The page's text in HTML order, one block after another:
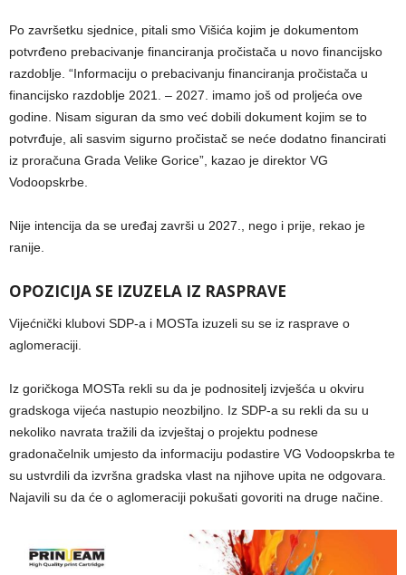
Po završetku sjednice, pitali smo Višića kojim je dokumentom
potvrđeno prebacivanje financiranja pročistača u novo financijsko
razdoblje. “Informaciju o prebacivanju financiranja pročistača u
financijsko razdoblje 2021. – 2027. imamo još od proljeća ove
godine. Nisam siguran da smo već dobili dokument kojim se to
potvrđuje, ali sasvim sigurno pročistač se neće dodatno financirati
iz proračuna Grada Velike Gorice”, kazao je direktor VG
Vodoopskrbe.
Nije intencija da se uređaj završi u 2027., nego i prije, rekao je
ranije.
OPOZICIJA SE IZUZELA IZ RASPRAVE
Vijećnički klubovi SDP-a i MOSTa izuzeli su se iz rasprave o
aglomeraciji.
Iz goričkoga MOSTa rekli su da je podnositelj izvješća u okviru
gradskoga vijeća nastupio neozbiljno. Iz SDP-a su rekli da su u
nekoliko navrata tražili da izvještaj o projektu podnese
gradonačelnik umjesto da informaciju podastire VG Vodoopskrba te
su ustvrdili da izvršna gradska vlast na njihove upita ne odgovara.
Najavili su da će o aglomeraciji pokušati govoriti na druge načine.